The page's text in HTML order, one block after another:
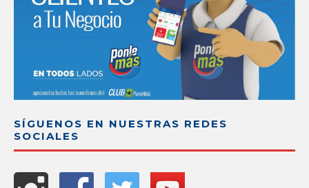
SÍGUENOS EN NUESTRAS REDES
SOCIALES